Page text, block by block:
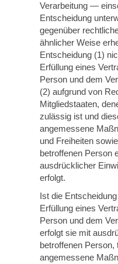
Verarbeitung —
Entscheidung
gegenüber
ähnlicher Weise
Entscheidung (1)
Erfüllung eines
Person und dem
(2) aufgrund von
Mitgliedstaaten,
zulässig ist und
angemessene
und Freiheiten
betroffenen Person
ausdrücklicher
erfolgt.
Ist die
Erfüllung eines
Person und dem
erfolgt sie mit
betroffenen Person,
angemessene